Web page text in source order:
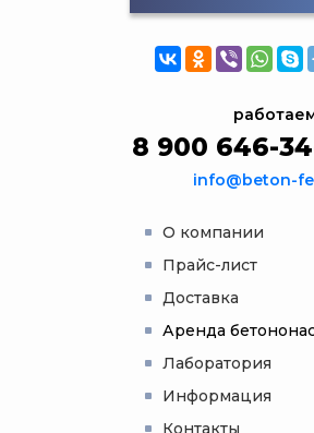
О компании
Прайс-лист
Доставка
Аренда
Лаборатория
Информация
Контакты
8 900 646-
info@beton-